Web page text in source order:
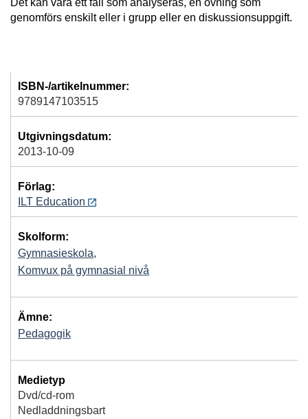
Det kan vara ett fall som analyseras, en övning som
genomförs enskilt eller i grupp eller en diskussionsuppgift.
ISBN-/artikelnummer:
9789147103515
Utgivningsdatum:
2013-10-09
Förlag:
ILT Education
Skolform:
Gymnasieskola,
Komvux på gymnasial nivå
Ämne:
Pedagogik
Medietyp
Dvd/cd-rom
Nedladdningsbart